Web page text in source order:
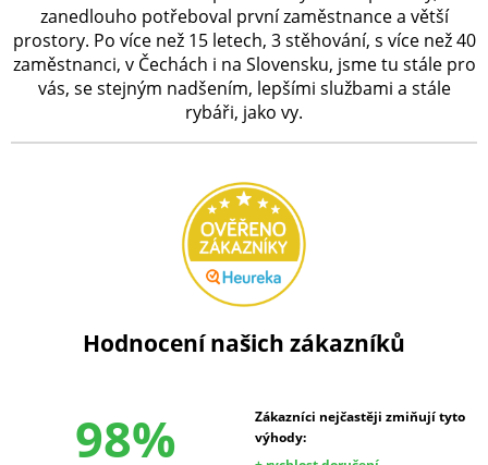
zanedlouho potřeboval první zaměstnance a větší
prostory. Po více než 15 letech, 3 stěhování, s více než 40
zaměstnanci, v Čechách i na Slovensku, jsme tu stále pro
vás, se stejným nadšením, lepšími službami a stále
rybáři, jako vy.
Hodnocení našich zákazníků
98%
Zákazníci nejčastěji zmiňují tyto
výhody: